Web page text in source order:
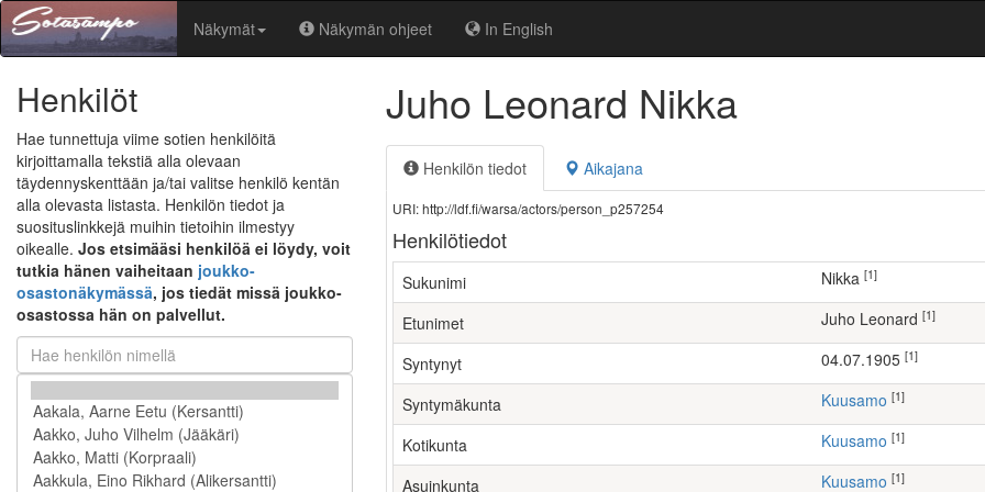
Näkymät Näkymän ohjeet In English
Henkilöt
Hae tunnettuja viime sotien henkilöitä
kirjoittamalla tekstiä alla olevaan
täydennyskenttään ja/tai valitse henkilö kentän
alla olevasta listasta. Henkilön tiedot ja
suosituslinkkejä muihin tietoihin ilmestyy
oikealle. Jos etsimääsi henkilöä ei löydy, voit
tutkia hänen vaiheitaan joukko-
osastonäkymässä, jos tiedät missä joukko-
osastossa hän on palvellut.
Juho Leonard Nikka
Henkilön tiedot Aikajana
URI: http://ldf.fi/warsa/actors/person_p257254
Henkilötiedot
Sukunimi Nikka [1]
Etunimet Juho Leonard [1]
Syntynyt 04.07.1905 [1]
Syntymäkunta Kuusamo [1]
Kotikunta Kuusamo [1]
Asuinkunta Kuusamo [1]